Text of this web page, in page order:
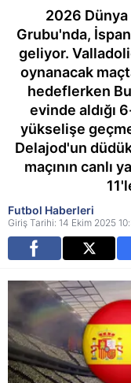
2026 Dünya
Grubu'nda,
geliyor.
oynanacak
hedeflerken
evinde aldığı
yükselişe
Delajod'un
maçının canlı
Futbol Haberleri
Giriş Tarihi: 14 Ekim 2025